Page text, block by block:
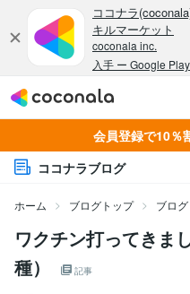
会員登録で10％
ココナラブログ
ホーム ブログトップ ブログ
ワクチン打ってきま
種）
記事